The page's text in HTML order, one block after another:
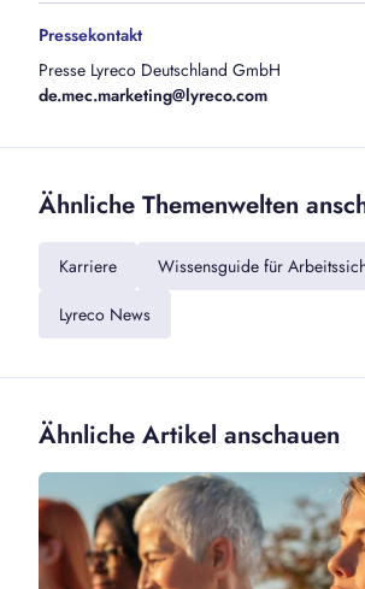
Pressekontakt
Presse Lyreco Deutschland GmbH
de.mec.marketing@lyreco.com
Ähnliche Themenwelten
Karriere
Wissensguide für
Lyreco News
Ähnliche Artikel anschauen